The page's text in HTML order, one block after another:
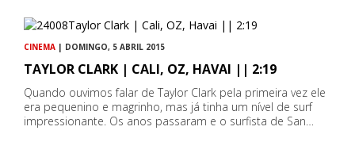
CINEMA | DOMINGO, 5 ABRIL 2015
TAYLOR CLARK | CALI, OZ, HAVAI || 2:19
Quando ouvimos falar de Taylor Clark pela primeira vez ele
era pequenino e magrinho, mas já tinha um nível de surf
impressionante. Os anos passaram e o surfista de San…